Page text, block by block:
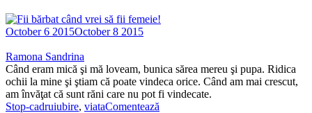
October 6 2015October 8 2015
Ramona Sandrina
Când eram mică şi mă loveam, bunica sărea mereu şi pupa. Ridica
ochii la mine şi ştiam că poate vindeca orice. Când am mai crescut,
am învăţat că sunt răni care nu pot fi vindecate.
Stop-cadruiubire, viataComentează